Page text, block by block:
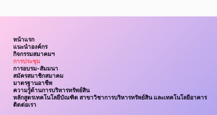
หน้าแรก
แนะนำองค์กร
กิจกรรมสมาคมฯ
การประชุม
การอบรม-สัมมนา
สมัครสมาชิกสมาคม
มาตรฐานอาชีพ
ความรู้ด้านการบริหารทรัพย์สิน
หลักสูตรเทคโนโลยีบัณฑิต สาขาวิชาการบริหารทรัพย์สิน และเทคโนโลยีอาคาร
ติดต่อเรา